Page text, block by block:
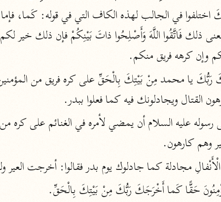
نحو ١١ مجلدًا
التسهيل لعلوم التنزيل
ابن جُزَيّ (٧٤١ هـ)
نحو ٣ مجلدات
موسوعات
روح المعاني
الآلوسي (١٢٧٠ هـ)
مفاتيح الغيب
فخر الدين الرازي (٦٠٦ هـ)
في الجالب لهذه الكاف التي في قوله: كَما،
وإن كرهه فريق منكم.
القتال ويجادلونك فيه كما فعلوا ببدر.
وهم كارهون.
مجادلة كما جادلوك يوم بدر فقالوا: أخرجت العير
حَقًّا كَما أَخْرَجَكَ رَبُّكَ مِنْ بَيْتِكَ بِالْحَقِّ.